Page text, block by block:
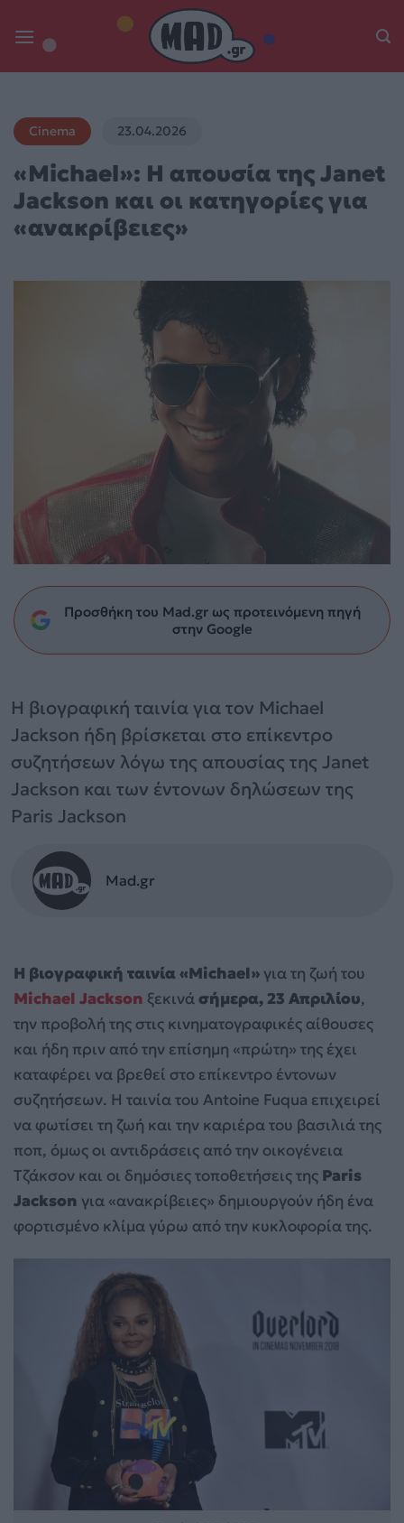
content
Cinema 23.04.2026
«Michael»: Η απουσία της Janet
Jackson και οι κατηγορίες για
«ανακρίβειες»
Προσθήκη του Mad.gr ως προτεινόμενη πηγή
στην Google
Η βιογραφική ταινία για τον Michael
Jackson ήδη βρίσκεται στο επίκεντρο
συζητήσεων λόγω της απουσίας της Janet
Jackson και των έντονων δηλώσεων της
Paris Jackson
Mad.gr
Η βιογραφική ταινία «Michael» για τη ζωή του
Michael Jackson ξεκινάσήμερα, 23 Απριλίου,
την προβολή της στις κινηματογραφικές αίθουσες
και ήδη πριν από την επίσημη «πρώτη» της έχει
καταφέρει να βρεθεί στο επίκεντρο έντονων
συζητήσεων. Η ταινία του Antoine Fuqua επιχειρεί
να φωτίσει τη ζωή και την καριέρα του βασιλιά της
ποπ, όμως οι αντιδράσεις από την οικογένεια
Τζάκσον και οι δημόσιες τοποθετήσεις της Paris
Jackson για «ανακρίβειες» δημιουργούν ήδη ένα
φορτισμένο κλίμα γύρω από την κυκλοφορία της.